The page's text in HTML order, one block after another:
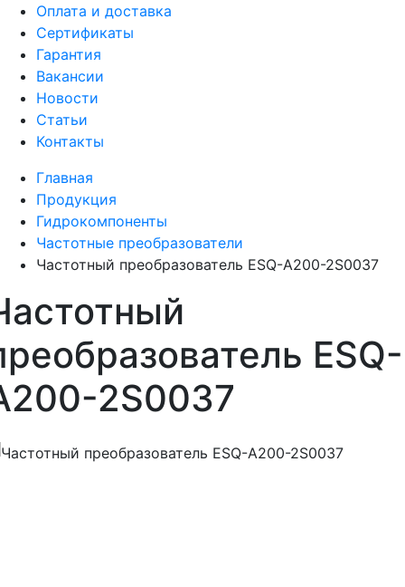
Оплата и доставка
Сертификаты
Гарантия
Вакансии
Новости
Статьи
Контакты
Главная
Продукция
Гидрокомпоненты
Частотные преобразователи
Частотный преобразователь ESQ-A200-2S0037
ESQ-
2S0037